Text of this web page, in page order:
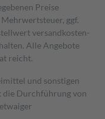
Preise
ggf.
versand­kosten­
Alle Angebote
reicht.
und sonstigen
die Durchführung von